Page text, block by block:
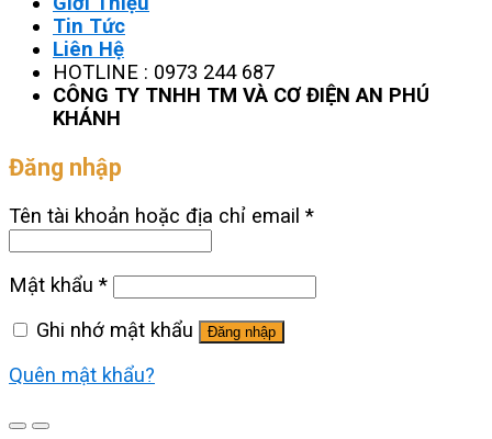
Tin Tức
Liên Hệ
HOTLINE : 0973 244 687
CÔNG TY TNHH TM VÀ CƠ ĐIỆN AN PHÚ
KHÁNH
Đăng nhập
Tên tài khoản hoặc địa chỉ email *
Mật khẩu *
Ghi nhớ mật khẩu
Đăng nhập
Quên mật khẩu?